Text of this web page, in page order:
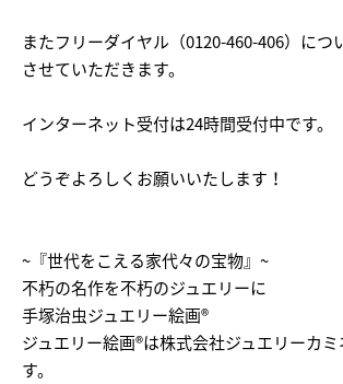
またフリーダイヤル（0120-460-406）につ
させていただきます。
インターネット受付は24時間受付中です。
どうぞよろしくお願いいたします！
~『世代をこえる家代々の宝物』~
不朽の名作を不朽のジュエリーに
手塚治虫ジュエリー絵画®
ジュエリー絵画®は株式会社ジュエリーカ
す。